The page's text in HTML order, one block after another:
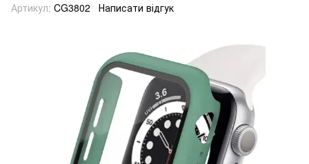
Артикул: CG3802 Написати відгук